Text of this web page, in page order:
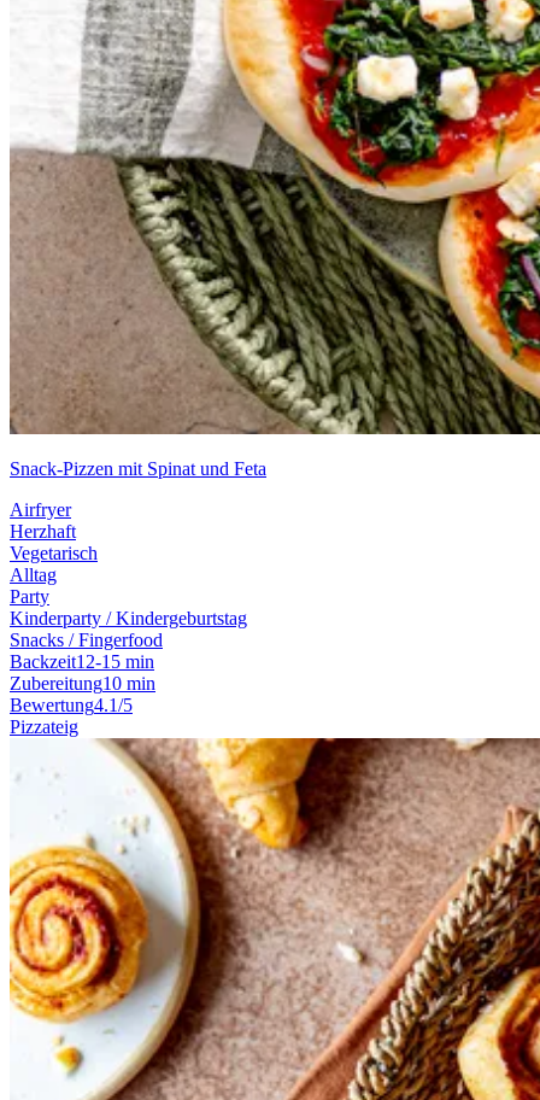
Snack-Pizzen mit Spinat und Feta
Airfryer
Herzhaft
Vegetarisch
Alltag
Party
Kinderparty / Kindergeburtstag
Snacks / Fingerfood
Backzeit12-15 min
Zubereitung10 min
Bewertung4.1/5
Pizzateig